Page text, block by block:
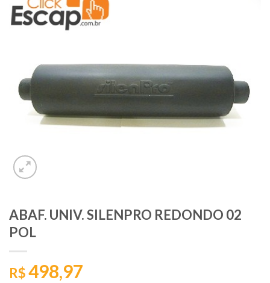
ABAF. UNIV. SILENPRO REDONDO 02
POL
R$498,97